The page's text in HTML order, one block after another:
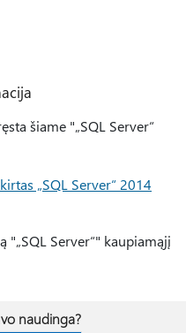
šiame "„SQL Server“
„SQL Server“ 2014
"„SQL Server“" kaupiamąjį
naudinga?